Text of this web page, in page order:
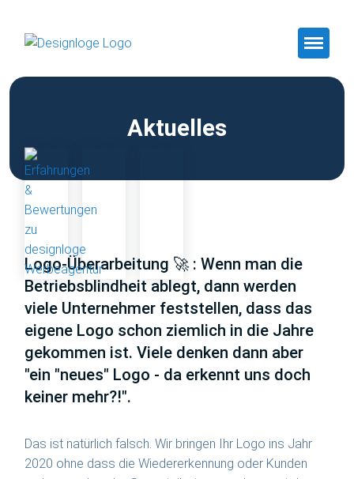
Aktuelles
Logo-Überarbeitung 🚀 : Wenn man die
Betriebsblindheit ablegt, dann werden
viele Unternehmer feststellen, dass das
eigene Logo schon ziemlich in die Jahre
gekommen ist. Viele denken dann aber
"ein "neues" Logo - da erkennt uns doch
keiner mehr?!".
Das ist natürlich falsch. Wir bringen Ihr Logo ins Jahr
2020 ohne dass die Wiedererkennung oder Kunden